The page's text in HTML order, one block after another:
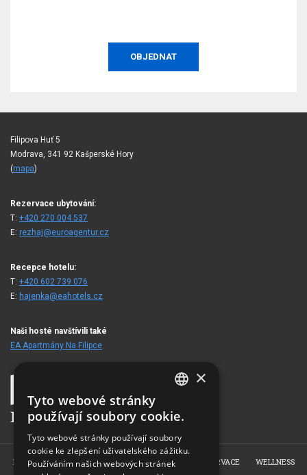
OBJEDNAT
Filipova Huť 5
Modrava, 341 92 Kašperské Hory
(mapa)
Rezervace ubytování:
T: +420 270 004 537
E: rezhaj@euroagentur.cz
Recepce hotelu:
T: +420 602 739 076
E: hajenka@eahotels.cz
Naši hosté navštívili také
EA Apartmány Na Filipce
HOME O NÁS POKOJE RESTAURACE REZERVACE
WELLNESS
GERMAN
×
Tyto webové stránky
používají soubory cookie.
Tyto webové stránky používají soubory
cookie ke zlepšení uživatelského zážitku.
Používáním našich webových stránek